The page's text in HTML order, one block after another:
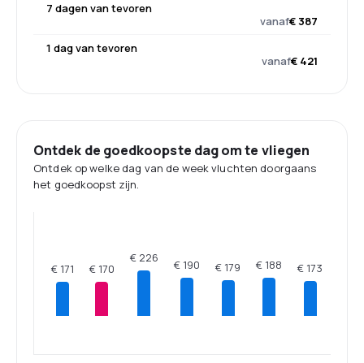
7 dagen van tevoren
vanaf€ 387
1 dag van tevoren
vanaf€ 421
Ontdek de goedkoopste dag om te vliegen
Ontdek op welke dag van de week vluchten doorgaans
het goedkoopst zijn.
€ 171 € 170
€ 226 € 190 € 179 € 188 € 173